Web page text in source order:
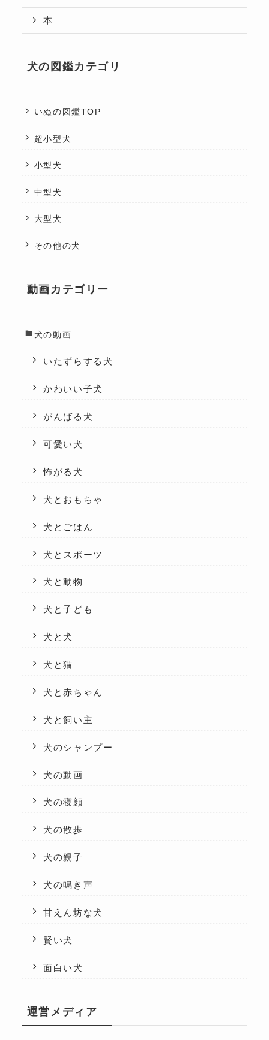
本
犬の図鑑カテゴリ
いぬの図鑑TOP
超小型犬
小型犬
中型犬
大型犬
その他の犬
動画カテゴリー
犬の動画
いたずらする犬
かわいい子犬
がんばる犬
可愛い犬
怖がる犬
犬とおもちゃ
犬とごはん
犬とスポーツ
犬と動物
犬と子ども
犬と犬
犬と猫
犬と赤ちゃん
犬と飼い主
犬のシャンプー
犬の動画
犬の寝顔
犬の散歩
犬の親子
犬の鳴き声
甘えん坊な犬
賢い犬
面白い犬
運営メディア